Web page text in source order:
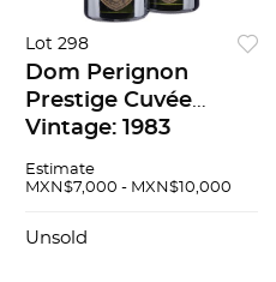
Lot 298
Dom Perignon
Prestige Cuvée
Vintage: 1983
Piezas: 2 94 / 100
Estimate
MXN$7,000 - MXN$10,000
Unsold